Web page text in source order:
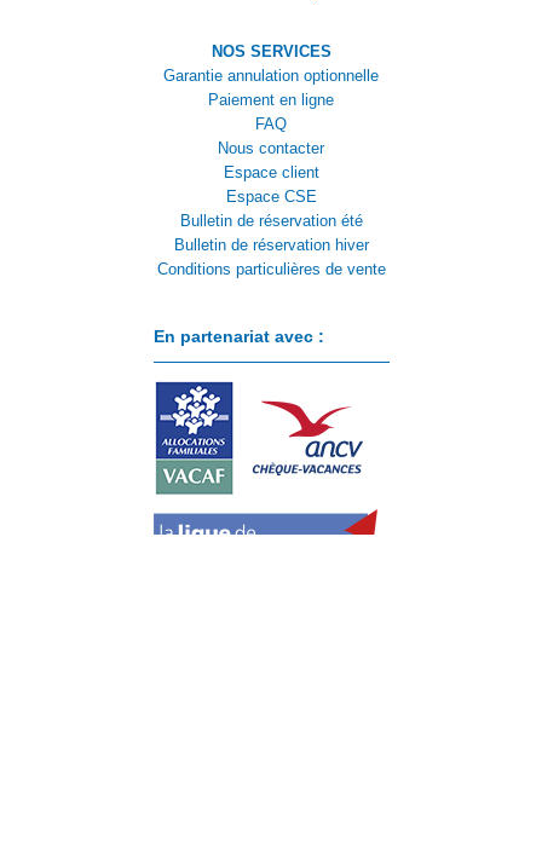
NOS SERVICES
Garantie annulation optionnelle
Paiement en ligne
FAQ
Nous contacter
Espace client
Espace CSE
Bulletin de réservation été
Bulletin de réservation hiver
Conditions particulières de vente
En partenariat avec :